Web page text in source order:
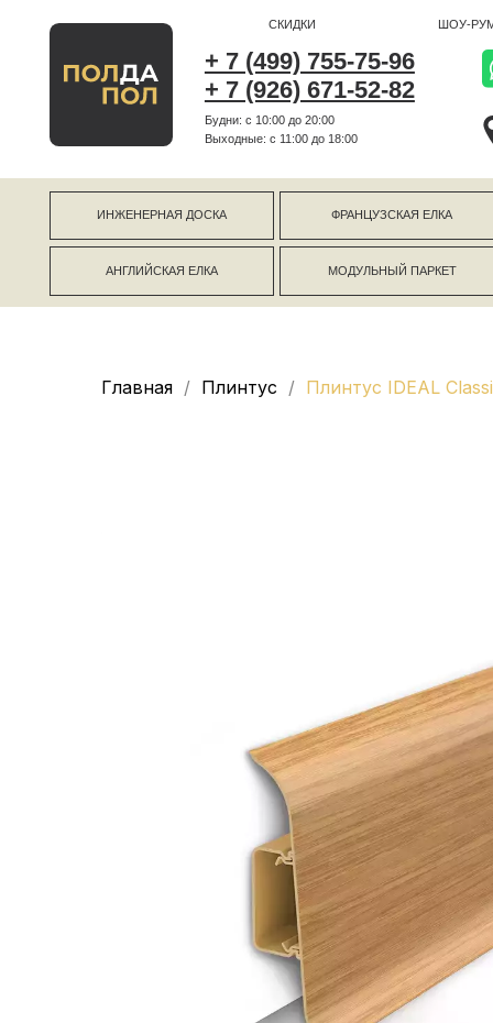
+ 7 (499) 755-75-96
+ 7 (926) 671-52-82
СКИДКИ ШОУ-РУМ
Будни: с 10:00 до 20:00
Выходные: c 11:00 до 18:00
г
ИНЖЕНЕРНАЯ ДОСКА
АНГЛИЙСКАЯ ЕЛКА
ФРАНЦУЗСКАЯ ЕЛКА
МОДУЛЬНЫЙ ПАРКЕТ
Главная Плинтус Плинтус IDEAL